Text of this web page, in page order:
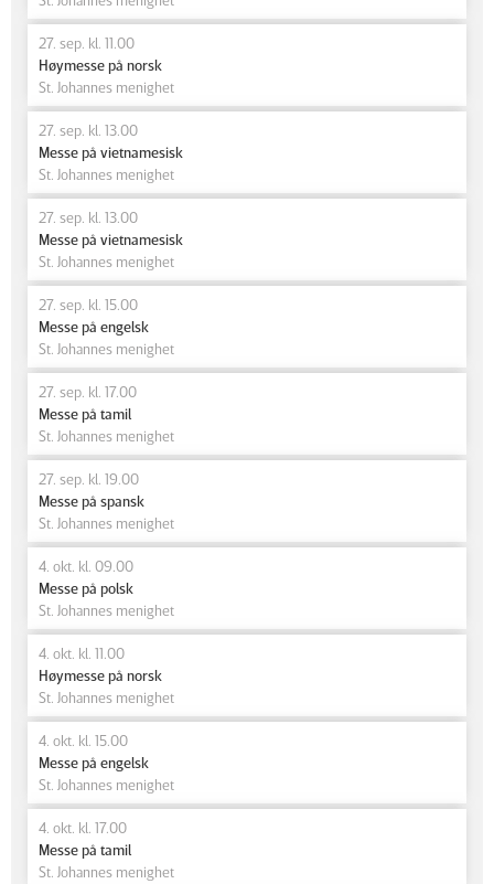
27. sep. kl. 11.00
Høymesse på norsk
St. Johannes menighet
27. sep. kl. 13.00
Messe på vietnamesisk
St. Johannes menighet
27. sep. kl. 13.00
Messe på vietnamesisk
St. Johannes menighet
27. sep. kl. 15.00
Messe på engelsk
St. Johannes menighet
27. sep. kl. 17.00
Messe på tamil
St. Johannes menighet
27. sep. kl. 19.00
Messe på spansk
St. Johannes menighet
4. okt. kl. 09.00
Messe på polsk
St. Johannes menighet
4. okt. kl. 11.00
Høymesse på norsk
St. Johannes menighet
4. okt. kl. 15.00
Messe på engelsk
St. Johannes menighet
4. okt. kl. 17.00
Messe på tamil
St. Johannes menighet